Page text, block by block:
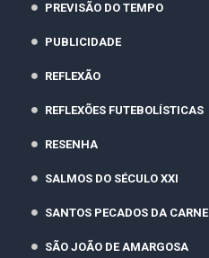
PREVISÃO DO TEMPO
PUBLICIDADE
REFLEXÃO
REFLEXÕES FUTEBOLÍSTICAS
RESENHA
SALMOS DO SÉCULO XXI
SANTOS PECADOS DA CARNE
SÃO JOÃO DE AMARGOSA